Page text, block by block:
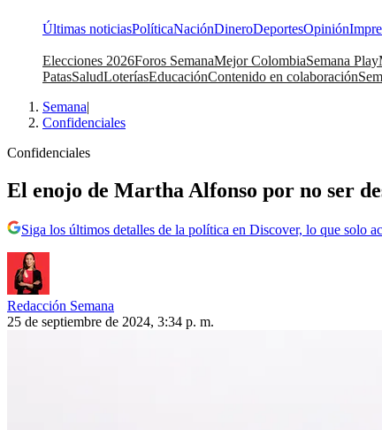
Últimas noticiasPolíticaNaciónDineroDeportesOpinión
Elecciones 2026Foros SemanaMejor ColombiaSemana Play
PatasSaludLoteríasEducaciónContenido en colaboración
Semana|
Confidenciales
Confidenciales
El enojo de Martha Alfonso por no ser
Siga los últimos detalles de la política en Discover, lo que solo
Redacción Semana
25 de septiembre de 2024, 3:34 p. m.